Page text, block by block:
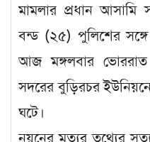
মামলার প্রধান আসামি
বন্ড (২৫) পুলিশের সঙ্গে
আজ মঙ্গলবার
সদরের বুড়িরচর
ঘটে।
নয়নের মৃত্যুর তথ্যের